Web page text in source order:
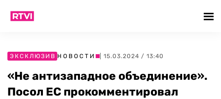
ЭКСКЛЮЗИВ НОВОСТИ | 15.03.2024 / 13:40
«Не антизападное объединение».
Посол ЕС прокомментировал